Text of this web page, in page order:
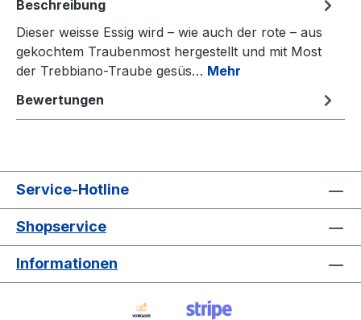
Beschreibung
Dieser weisse Essig wird – wie auch der rote – aus
gekochtem Traubenmost hergestellt und mit Most
der Trebbiano-Traube gesüs… Mehr
Bewertungen
Service-Hotline
Shopservice
Informationen